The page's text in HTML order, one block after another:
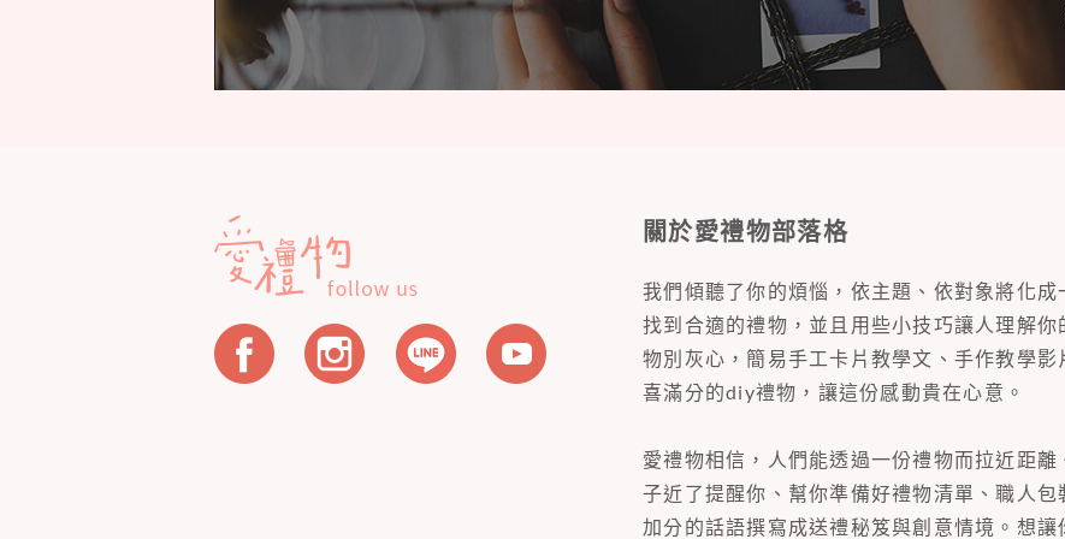
關於愛禮物部落格
我們傾聽了你的煩惱，依主題、依對象將化
找到合適的禮物，並且用些小技巧讓人理解
物別灰心，簡易手工卡片教學文、手作教學
喜滿分的diy禮物，讓這份感動貴在心意。
愛禮物相信，人們能透過一份禮物而拉近距
子近了提醒你、幫你準備好禮物清單、職人
加分的話語撰寫成送禮秘笈與創意情境。想